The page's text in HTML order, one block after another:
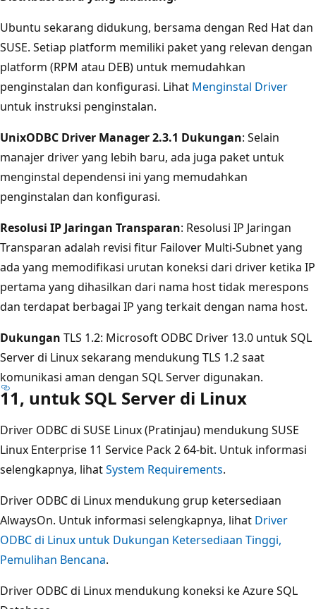
Ubuntu sekarang didukung, bersama dengan Red Hat dan
SUSE. Setiap platform memiliki paket yang relevan dengan
platform (RPM atau DEB) untuk memudahkan
penginstalan dan konfigurasi. Lihat Menginstal Driver
untuk instruksi penginstalan.
UnixODBC Driver Manager 2.3.1 Dukungan: Selain
manajer driver yang lebih baru, ada juga paket untuk
menginstal dependensi ini yang memudahkan
penginstalan dan konfigurasi.
Resolusi IP Jaringan Transparan: Resolusi IP Jaringan
Transparan adalah revisi fitur Failover Multi-Subnet yang
ada yang memodifikasi urutan koneksi dari driver ketika IP
pertama yang dihasilkan dari nama host tidak merespons
dan terdapat berbagai IP yang terkait dengan nama host.
Dukungan TLS 1.2: Microsoft ODBC Driver 13.0 untuk SQL
Server di Linux sekarang mendukung TLS 1.2 saat
komunikasi aman dengan SQL Server digunakan.
11, untuk SQL Server di Linux
Driver ODBC di SUSE Linux (Pratinjau) mendukung SUSE
Linux Enterprise 11 Service Pack 2 64-bit. Untuk informasi
selengkapnya, lihatSystem Requirements.
Driver ODBC di Linux mendukung grup ketersediaan
AlwaysOn. Untuk informasi selengkapnya, lihat Driver
ODBC di Linux untuk Dukungan Ketersediaan Tinggi,
Pemulihan Bencana.
Driver ODBC di Linux mendukung koneksi ke Azure SQL